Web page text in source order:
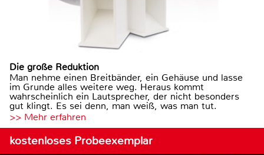
Die große Reduktion
Man nehme einen Breitbänder, ein Gehäuse und lasse
im Grunde alles weitere weg. Heraus kommt
wahrscheinlich ein Lautsprecher, der nicht besonders
gut klingt. Es sei denn, man weiß, was man tut.
>> Mehr erfahren
kostenloses Probeexemplar